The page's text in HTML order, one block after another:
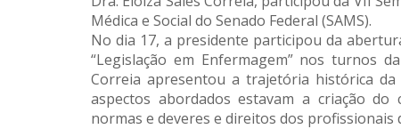
Médica e Social do Senado Federal (SAMS).
No dia 17, a presidente participou da
“Legislação em Enfermagem” nos turnos
Correia apresentou a trajetória histórica
aspectos abordados estavam a criação
normas e deveres e direitos dos profissionais